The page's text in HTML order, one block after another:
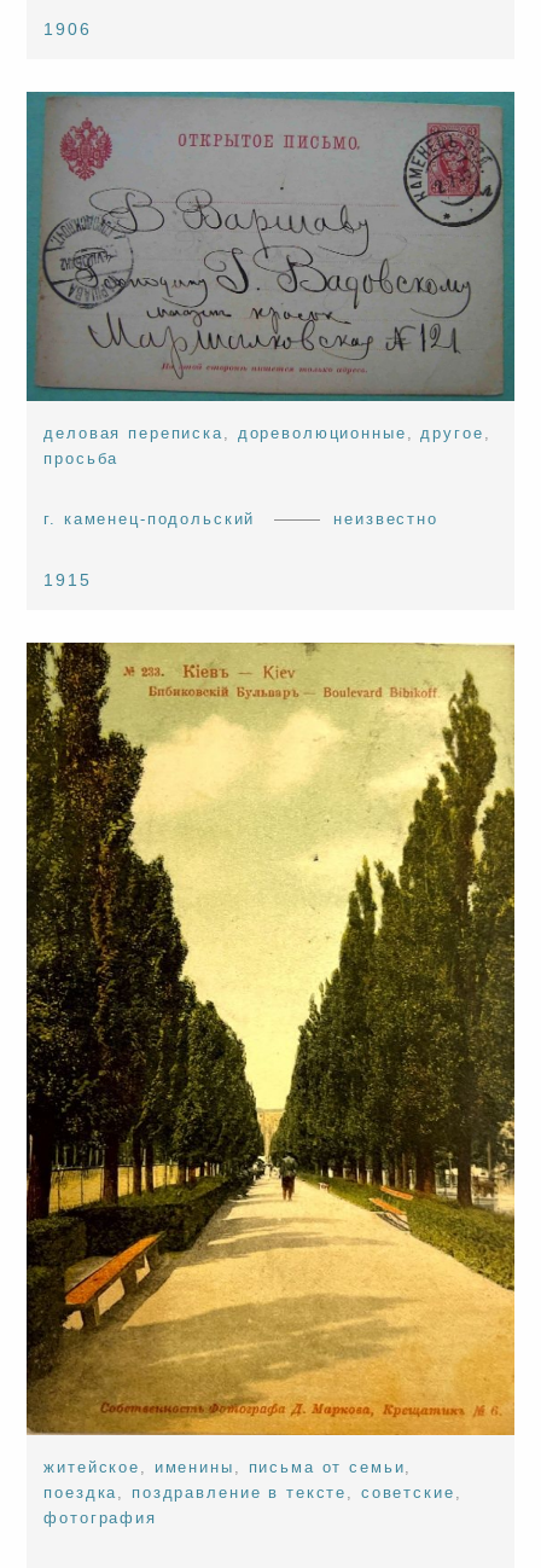
1906
деловая переписка дореволюционные другое
просьба
г. каменец-подольский неизвестно
1915
житейское , именины , письма от семьи,
поездка, поздравление в тексте , советские ,
фотография